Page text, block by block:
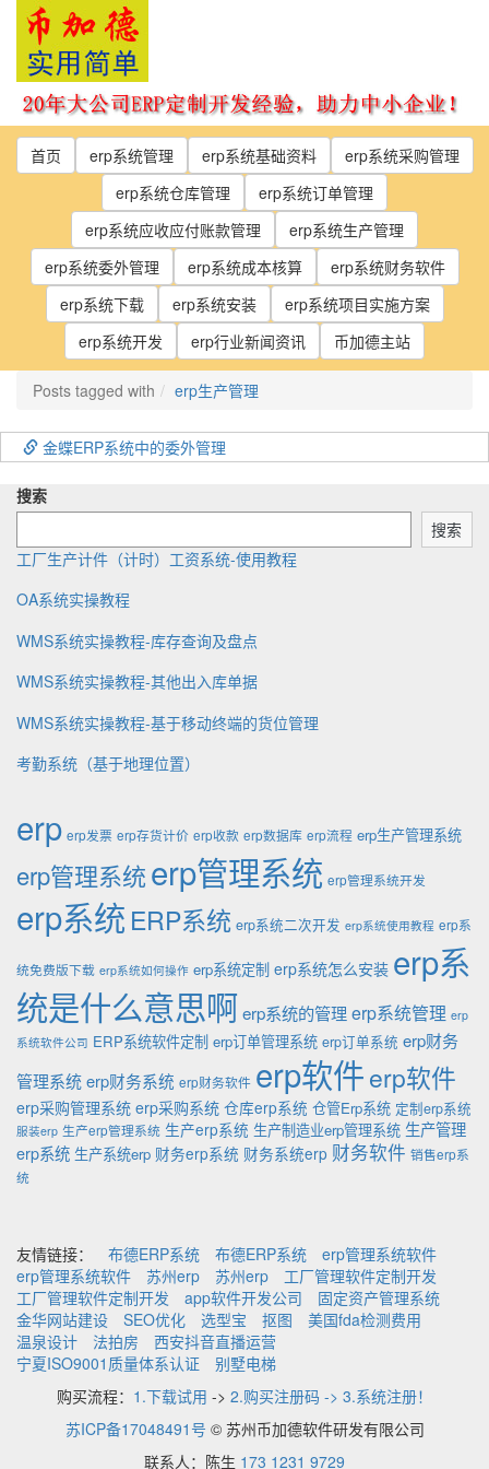
Skip
content
首页 erp系统管理 erp系统基础资料
erp系统采购管理
erp系统仓库管理
erp系统订单管理
erp系统应收应付账款管理
erp系统生产管理
erp系统委外管理
erp系统成本核算
erp系统财务软件
erp系统下载
erp系统安装
erp系统项目实施方案
erp系统开发
erp行业新闻资讯 币加德主站
Posts tagged with erp生产管理
金蝶ERP系统中的委外管理
搜索
搜索
工厂生产计件（计时）工资系统-使用教程
OA系统实操教程
WMS系统实操教程-库存查询及盘点
WMS系统实操教程-其他出入库单据
WMS系统实操教程-基于移动终端的货位管理
考勤系统（基于地理位置）
erp erp发票 erp存货计价 erp收款 erp数据库 erp流程 erp生产管理系统
erp管理系统erp管理系统 erp管理系统开发
erp系统 ERP系统 erp系统二次开发 erp系统使用教程 erp系
统免费版下载 erp系统如何操作 erp系统定制 erp系统怎么安装 erp系
统是什么意思啊erp系统的管理erp系统管理 erp
系统软件公司 ERP系统软件定制 erp订单管理系统 erp订单系统 erp财务
管理系统erp财务系统 erp财务软件 erp软件erp软件
erp采购管理系统 erp采购系统 仓库erp系统 仓管Erp系统 定制erp系统
服装erp 生产erp管理系统 生产erp系统 生产制造业erp管理系统 生产管理
erp系统 生产系统erp 财务erp系统 财务系统erp 财务软件 销售erp系
统
友情链接： 布德ERP系统 布德ERP系统
erp管理系统软件
erp管理系统软件
苏州erp 苏州erp
工厂管理软件定制开发
工厂管理软件定制开发
app软件开发公司
固定资产管理系统
金华网站建设
SEO优化 选型宝 抠图
美国fda检测费用
温泉设计
法拍房
西安抖音直播运营
宁夏ISO9001质量体系认证
别墅电梯
购买流程： 1.下载试用 -> 2.购买注册码 -> 3.系统注册！
苏ICP备17048491号 © 苏州币加德软件研发有限公司
联系人：陈生 173 1231 9729